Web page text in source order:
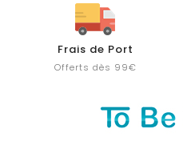
Frais de Port
Offerts dès 99€